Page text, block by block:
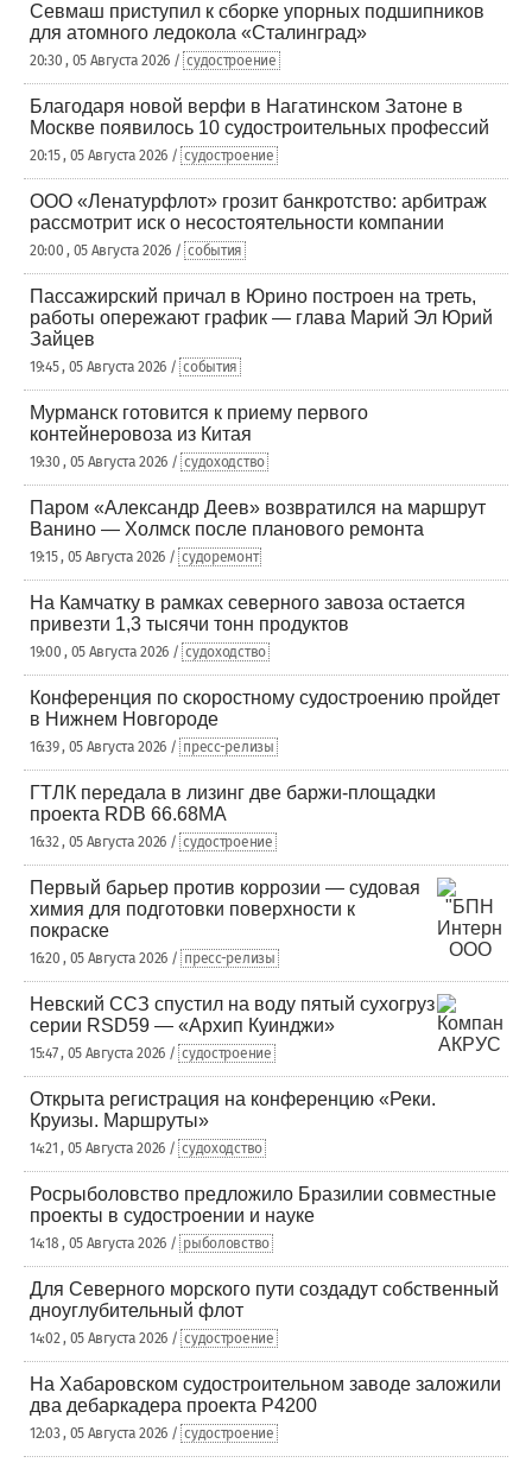
Севмаш приступил к сборке упорных подшипников
для атомного ледокола «Сталинград»
20:30 , 05 Августа 2026 / судостроение
Благодаря новой верфи в Нагатинском Затоне в
Москве появилось 10 судостроительных профессий
20:15 , 05 Августа 2026 / судостроение
ООО «Ленатурфлот» грозит банкротство: арбитраж
рассмотрит иск о несостоятельности компании
20:00 , 05 Августа 2026 / события
Пассажирский причал в Юрино построен на треть,
работы опережают график — глава Марий Эл Юрий
Зайцев
19:45 , 05 Августа 2026 / события
Мурманск готовится к приему первого
контейнеровоза из Китая
19:30 , 05 Августа 2026 / судоходство
Паром «Александр Деев» возвратился на маршрут
Ванино — Холмск после планового ремонта
19:15 , 05 Августа 2026 / судоремонт
На Камчатку в рамках северного завоза остается
привезти 1,3 тысячи тонн продуктов
19:00 , 05 Августа 2026 / судоходство
Конференция по скоростному судостроению пройдет
в Нижнем Новгороде
16:39 , 05 Августа 2026 / пресс-релизы
ГТЛК передала в лизинг две баржи-площадки
проекта RDB 66.68МА
16:32 , 05 Августа 2026 / судостроение
Первый барьер против коррозии — судовая
химия для подготовки поверхности к
покраске
16:20 , 05 Августа 2026 / пресс-релизы
Невский ССЗ спустил на воду пятый сухогруз
серии RSD59 — «Архип Куинджи»
15:47 , 05 Августа 2026 / судостроение
Открыта регистрация на конференцию «Реки.
Круизы. Маршруты»
14:21 , 05 Августа 2026 / судоходство
Росрыболовство предложило Бразилии совместные
проекты в судостроении и науке
14:18 , 05 Августа 2026 / рыболовство
Для Северного морского пути создадут собственный
дноуглубительный флот
14:02 , 05 Августа 2026 / судостроение
На Хабаровском судостроительном заводе заложили
два дебаркадера проекта Р4200
12:03 , 05 Августа 2026 / судостроение